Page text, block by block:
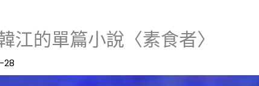
江的單篇小說〈素食者〉
28